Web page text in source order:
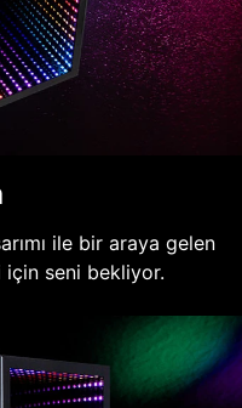
ile bir araya gelen
için seni bekliyor.